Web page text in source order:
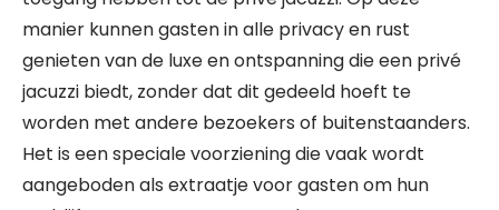
manier kunnen gasten in alle privacy en rust
genieten van de luxe en ontspanning die een privé
jacuzzi biedt, zonder dat dit gedeeld hoeft te
worden met andere bezoekers of buitenstaanders.
Het is een speciale voorziening die vaak wordt
aangeboden als extraatje voor gasten om hun